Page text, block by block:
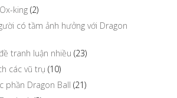
king (2)
có tầm ảnh hưởng với Dragon
tranh luận nhiều (23)
các vũ trụ (10)
phần Dragon Ball (21)